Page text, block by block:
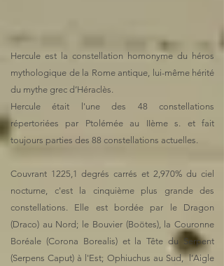
Hercule est la constellation homonyme du héros
mythologique de la Rome antique, lui-même hérité
du mythe grec d’Héraclès.
Hercule était l'une des 48 constellations
répertoriées par Ptolémée au IIème s. et fait
toujours parties des 88 constellations actuelles.
Couvrant 1225,1 degrés carrés et 2,970% du ciel
nocturne, c'est la cinquième plus grande des
constellations. Elle est bordée par le Dragon
(Draco) au Nord; le Bouvier (Boötes), la Couronne
Boréale (Corona Borealis) et la Tête du Serpent
(Serpens Caput) à l'Est; Ophiuchus au Sud, l’Aigle